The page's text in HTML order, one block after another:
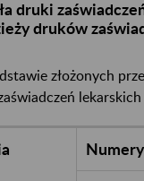
druki
druków
złożonych
Numery